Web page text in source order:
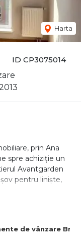
ID CP3075014
Harta
de vânzare
prin Ana
spre achiziție un
Avantgarden
pentru liniște,
6, într-un imobil
sud-vest,
zilei.